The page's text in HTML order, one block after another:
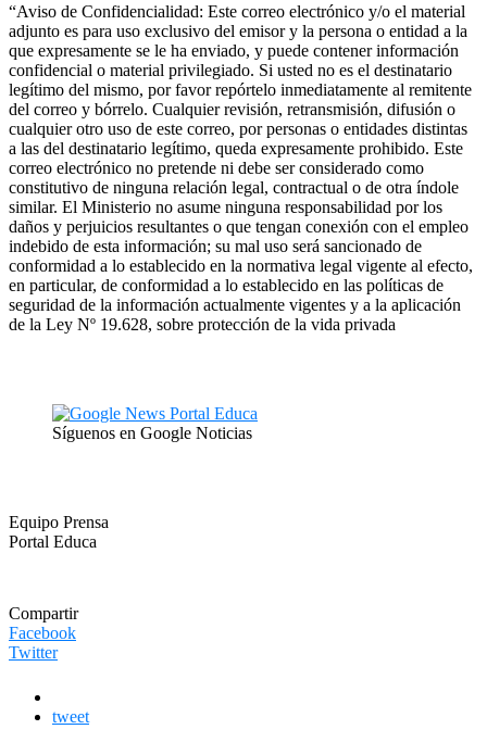
“Aviso de Confidencialidad: Este correo electrónico y/o el material
adjunto es para uso exclusivo del emisor y la persona o entidad a la
que expresamente se le ha enviado, y puede contener información
confidencial o material privilegiado. Si usted no es el destinatario
legítimo del mismo, por favor repórtelo inmediatamente al remitente
del correo y bórrelo. Cualquier revisión, retransmisión, difusión o
cualquier otro uso de este correo, por personas o entidades distintas
a las del destinatario legítimo, queda expresamente prohibido. Este
correo electrónico no pretende ni debe ser considerado como
constitutivo de ninguna relación legal, contractual o de otra índole
similar. El Ministerio no asume ninguna responsabilidad por los
daños y perjuicios resultantes o que tengan conexión con el empleo
indebido de esta información; su mal uso será sancionado de
conformidad a lo establecido en la normativa legal vigente al efecto,
en particular, de conformidad a lo establecido en las políticas de
seguridad de la información actualmente vigentes y a la aplicación
de la Ley Nº 19.628, sobre protección de la vida privada
Síguenos en Google Noticias
Equipo Prensa
Portal Educa
Compartir
Facebook
Twitter
tweet